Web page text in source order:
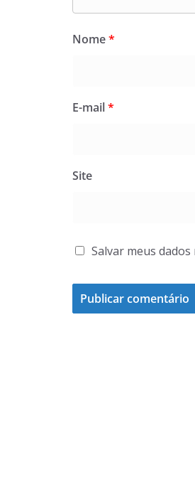
Nome*
E-mail*
Site
Salvar meus